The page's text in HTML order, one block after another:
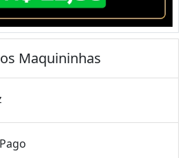
Maquininhas